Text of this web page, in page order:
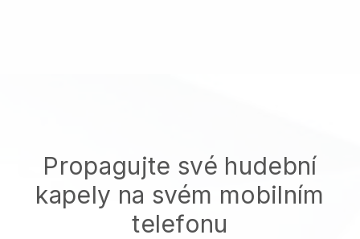
Propagujte své hudební
kapely na svém mobilním
telefonu